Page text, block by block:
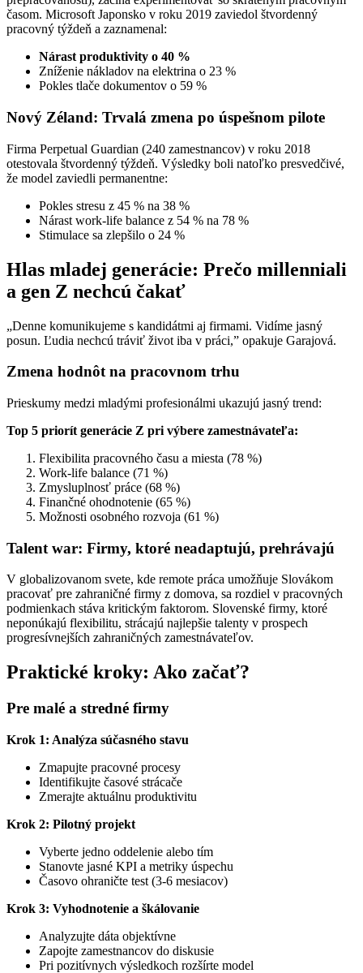
časom. Microsoft Japonsko v roku 2019 zaviedol štvordenný
pracovný týždeň a zaznamenal:
Nárast produktivity o 40 %
Zníženie nákladov na elektrina o 23 %
Pokles tlače dokumentov o 59 %
Nový Zéland: Trvalá zmena po úspešnom pilote
Firma Perpetual Guardian (240 zamestnancov) v roku 2018
otestovala štvordenný týždeň. Výsledky boli natoľko presvedčivé,
že model zaviedli permanentne:
Pokles stresu z 45 % na 38 %
Nárast work-life balance z 54 % na 78 %
Stimulace sa zlepšilo o 24 %
Hlas mladej generácie: Prečo millenniali
a gen Z nechcú čakať
„Denne komunikujeme s kandidátmi aj firmami. Vidíme jasný
posun. Ľudia nechcú tráviť život iba v práci,” opakuje Garajová.
Zmena hodnôt na pracovnom trhu
Prieskumy medzi mladými profesionálmi ukazujú jasný trend:
Top 5 priorít generácie Z pri výbere zamestnávateľa:
Flexibilita pracovného času a miesta (78 %)
Work-life balance (71 %)
Zmysluplnosť práce (68 %)
Finančné ohodnotenie (65 %)
Možnosti osobného rozvoja (61 %)
Talent war: Firmy, ktoré neadaptujú, prehrávajú
V globalizovanom svete, kde remote práca umožňuje Slovákom
pracovať pre zahraničné firmy z domova, sa rozdiel v pracovných
podmienkach stáva kritickým faktorom. Slovenské firmy, ktoré
neponúkajú flexibilitu, strácajú najlepšie talenty v prospech
progresívnejších zahraničných zamestnávateľov.
Praktické kroky: Ako začať?
Pre malé a stredné firmy
Krok 1: Analýza súčasného stavu
Zmapujte pracovné procesy
Identifikujte časové strácače
Zmerajte aktuálnu produktivitu
Krok 2: Pilotný projekt
Vyberte jedno oddelenie alebo tím
Stanovte jasné KPI a metriky úspechu
Časovo ohraničte test (3-6 mesiacov)
Krok 3: Vyhodnotenie a škálovanie
Analyzujte dáta objektívne
Zapojte zamestnancov do diskusie
Pri pozitívnych výsledkoch rozšírte model